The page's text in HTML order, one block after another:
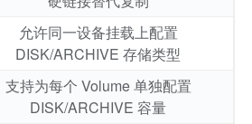
允许同一设备挂载上配置
DISK/ARCHIVE 存储类型
支持为每个 Volume 单独配置
DISK/ARCHIVE 容量